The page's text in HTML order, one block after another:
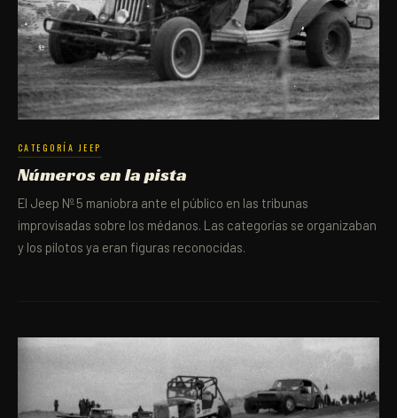
CATEGORÍA JEEP
Números en la pista
El Jeep Nº 5 maniobra ante el público en las tribunas
improvisadas sobre los médanos. Las categorías se organizaban
y los pilotos ya eran figuras reconocidas.